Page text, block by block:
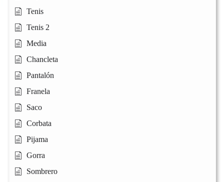
Tenis
Tenis 2
Media
Chancleta
Pantalón
Franela
Saco
Corbata
Pijama
Gorra
Sombrero